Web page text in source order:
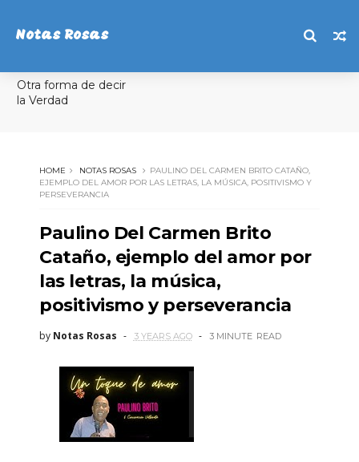
Notas Rosas
Otra forma de decir
la Verdad
HOME NOTAS ROSAS
PAULINO DEL CARMEN BRITO CATAÑO,
EJEMPLO DEL AMOR POR LAS LETRAS, LA MÚSICA, POSITIVISMO Y
PERSEVERANCIA
Paulino Del Carmen Brito
Cataño, ejemplo del amor por
las letras, la música,
positivismo y perseverancia
by Notas Rosas 3 YEARS AGO 3 MINUTE READ